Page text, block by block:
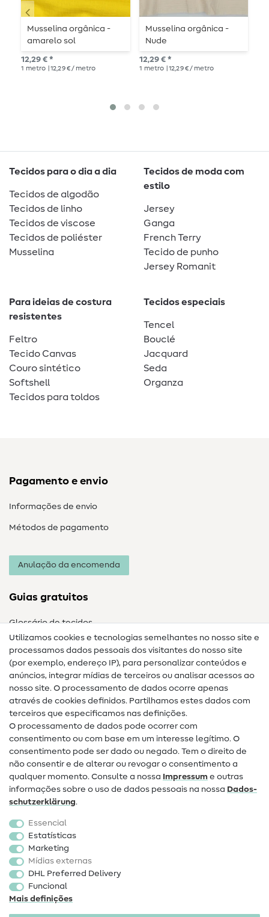
Musselina orgânica -
amarelo sol
12,29 € *
1 metro | 12,29 € / metro
Musselina orgânica -
Nude
12,29 € *
1 metro | 12,29 € / metro
Tecidos para o dia a dia
Tecidos de algodão
Tecidos de linho
Tecidos de viscose
Tecidos de poliéster
Musselina
Tecidos de moda com
estilo
Jersey
Ganga
French Terry
Tecido de punho
Jersey Romanit
Para ideias de costura
resistentes
Feltro
Tecido Canvas
Couro sintético
Softshell
Tecidos para toldos
Tecidos especiais
Tencel
Bouclé
Jacquard
Seda
Organza
Pagamento e envio
Informações de envio
Métodos de pagamento
Anulação da encomenda
Guias gratuitos
Glossário de tecidos
Guias de costura
Ajuda e contacto
Contacto
Mudança de proprietário
Perguntas frequentes (FAQ)
Direito de cancelamento
Popular
Tecidos
Acessórios de costura
Promoção
Utilizamos cookies e tecnologias semelhantes no nosso site e
processamos dados pessoais dos visitantes do nosso site
(por exemplo, endereço IP), para personalizar conteúdos e
anúncios, integrar mídias de terceiros ou analisar acessos ao
nosso site. O processamento de dados ocorre apenas
através de cookies definidos. Partilhamos estes dados com
terceiros que especificamos nas definições.
O processamento de dados pode ocorrer com
consentimento ou com base em um interesse legítimo. O
consentimento pode ser dado ou negado. Tem o direito de
não consentir e de alterar ou revogar o consentimento a
qualquer momento. Consulte a nossa Impressum e outras
informações sobre o uso de dados pessoais na nossa Dados­
schutz­erklärung.
Essencial
Estatísticas
Marketing
Mídias externas
DHL Preferred Delivery
Funcional
Mais definições